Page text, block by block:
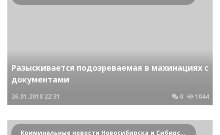
Разыскивается подозреваемая в махинациях с
документами
26.01.2018 22:31 0 1044
Криминальные новости Новосибирска и Сибирского региона